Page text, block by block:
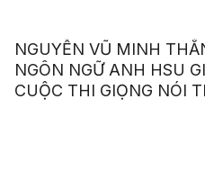
NGUYỄN VŨ MINH
NGÔN NGỮ ANH HSU
CUỘC THI GIỌNG NÓI